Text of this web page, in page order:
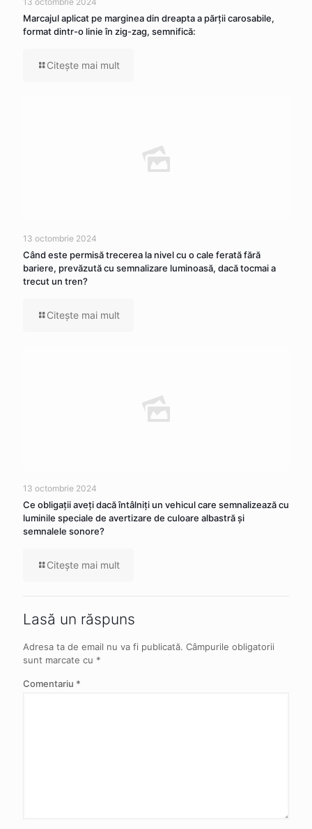
Marcajul aplicat pe marginea din dreapta a părţii carosabile,
format dintr-o linie în zig-zag, semnifică:
Citeşte mai mult
13 octombrie 2024
Când este permisă trecerea la nivel cu o cale ferată fără
bariere, prevăzută cu semnalizare luminoasă, dacă tocmai a
trecut un tren?
Citeşte mai mult
13 octombrie 2024
Ce obligaţii aveţi dacă întâlniţi un vehicul care semnalizează cu
luminile speciale de avertizare de culoare albastră şi
semnalele sonore?
Citeşte mai mult
Lasă un răspuns
Adresa ta de email nu va fi publicată. Câmpurile obligatorii
sunt marcate cu *
Comentariu *